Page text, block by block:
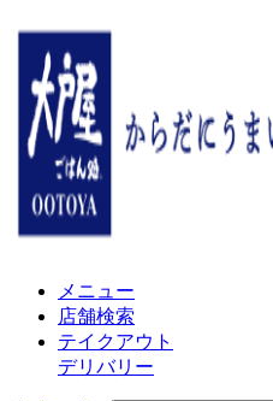
メニュー
店舗検索
テイクアウト
デリバリー